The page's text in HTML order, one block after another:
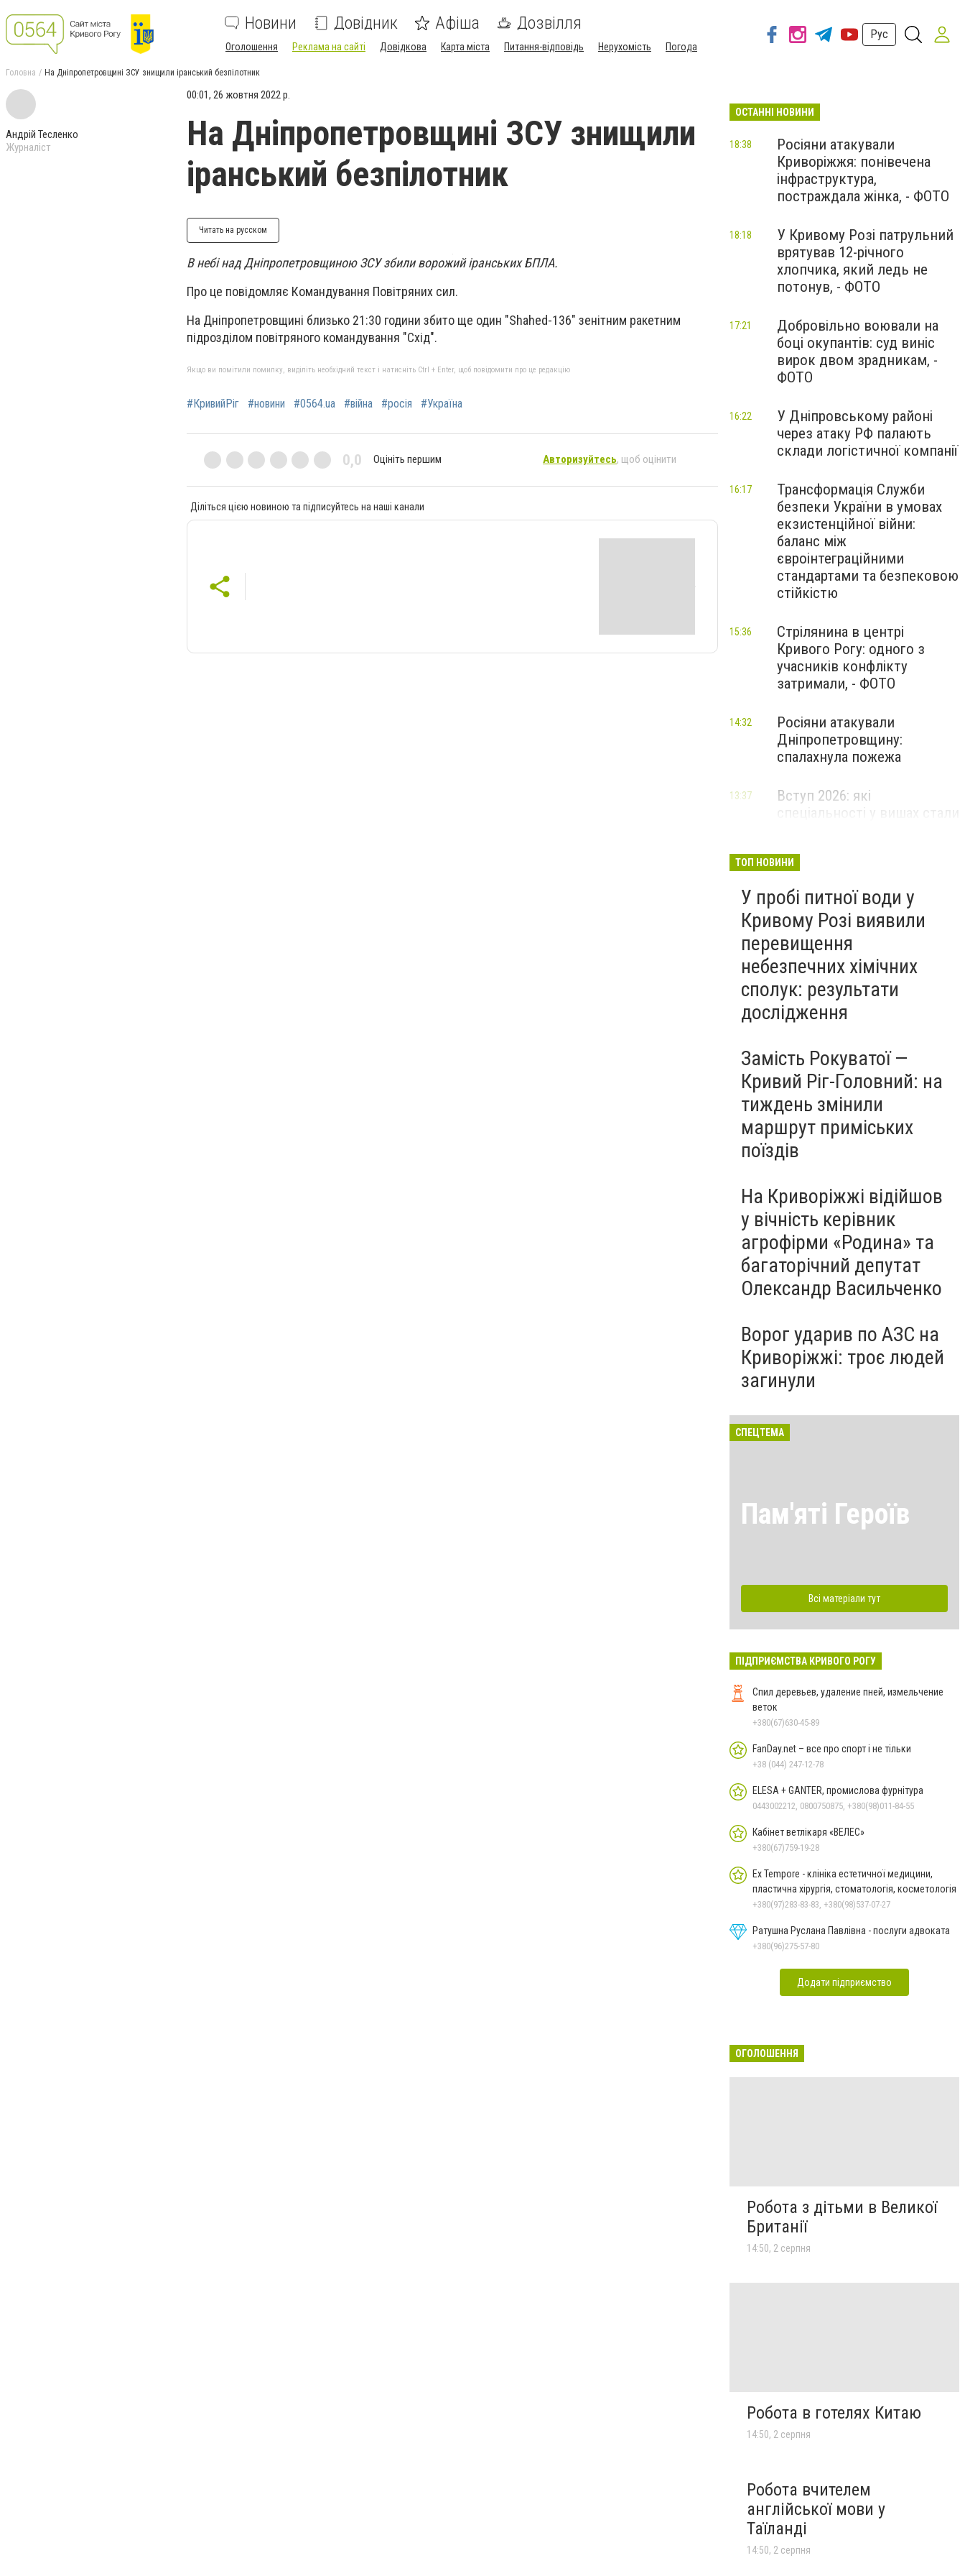
Новини Довідник Афіша Дозвілля
Оголошення Реклама на сайті Довідкова Карта міста Питання-відповідь Нерухомість Погода
Рус
Головна На Дніпропетровщині ЗСУ знищили іранський безпілотник
Андрій Тесленко
Журналіст
00:01, 26 жовтня 2022 р.
На Дніпропетровщині ЗСУ знищили
іранський безпілотник
Читать на русском
В небі над Дніпропетровщиною ЗСУ збили ворожий іранських БПЛА.
Про це повідомляє Командування Повітряних сил.
На Дніпропетровщині близько 21:30 години збито ще один "Shahed-136" зенітним ракетним
підрозділом повітряного командування "Схід".
Якщо ви помітили помилку, виділіть необхідний текст і натисніть Ctrl + Enter, щоб повідомити про це редакцію
#КривийРіг #новини #0564.ua #війна #росія #Україна
0,0 Оцініть першим Авторизуйтесь, щоб оцінити
Діліться цією новиною та підписуйтесь на наші канали
ОСТАННІ НОВИНИ
Росіяни атакували
Криворіжжя: понівечена
інфраструктура,
постраждала жінка, - ФОТО
18:38
У Кривому Розі патрульний
врятував 12-річного
хлопчика, який ледь не
потонув, - ФОТО
18:18
Добровільно воювали на
боці окупантів: суд виніс
вирок двом зрадникам, -
ФОТО
17:21
У Дніпровському районі
через атаку РФ палають
склади логістичної компанії
16:22
Трансформація Служби
безпеки України в умовах
екзистенційної війни:
баланс між
євроінтеграційними
стандартами та безпековою
стійкістю
16:17
Стрілянина в центрі
Кривого Рогу: одного з
учасників конфлікту
затримали, - ФОТО
15:36
Росіяни атакували
Дніпропетровщину:
спалахнула пожежа
14:32
Вступ 2026: які
13:37
ТОП НОВИНИ
У пробі питної води у
Кривому Розі виявили
перевищення
небезпечних хімічних
сполук: результати
дослідження
Замість Рокуватої —
Кривий Ріг-Головний: на
тиждень змінили
маршрут приміських
поїздів
На Криворіжжі відійшов
у вічність керівник
агрофірми «Родина» та
багаторічний депутат
Олександр Васильченко
Ворог ударив по АЗС на
Криворіжжі: троє людей
загинули
СПЕЦТЕМА
Пам'яті Героїв
Всі матеріали тут
ПІДПРИЄМСТВА КРИВОГО РОГУ
Спил деревьев, удаление пней, измельчение
веток
+380(67)630-45-89
FanDay.net – все про спорт і не тільки
+38 (044) 247-12-78
ELESA + GANTER, промислова фурнітура
0443002212, 0800750875, +380(98)011-84-55
Кабінет ветлікаря «ВЕЛЕС»
+380(67)759-19-28
Ex Tempore - клініка естетичної медицини,
пластична хірургія, стоматологія, косметологія
+380(97)283-83-83, +380(98)537-07-27
Ратушна Руслана Павлівна - послуги адвоката
+380(96)275-57-80
Додати підприємство
ОГОЛОШЕННЯ
Робота з дітьми в Великої
Британії
14:50, 2 серпня
Робота в готелях Китаю
14:50, 2 серпня
Робота вчителем
англійської мови у
Таїланді
14:50, 2 серпня